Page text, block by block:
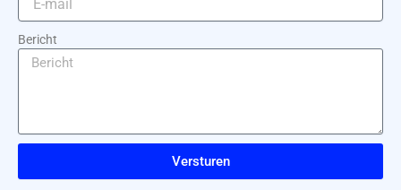
Bericht
Versturen